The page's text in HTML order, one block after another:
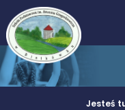
Jesteś